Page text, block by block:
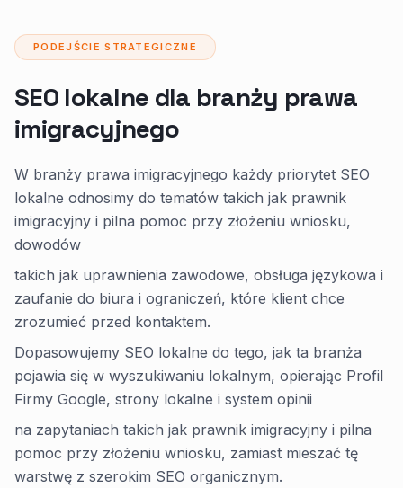
PODEJŚCIE STRATEGICZNE
SEO lokalne dla branży prawa
imigracyjnego
W branży prawa imigracyjnego każdy priorytet SEO
lokalne odnosimy do tematów takich jak prawnik
imigracyjny i pilna pomoc przy złożeniu wniosku,
dowodów
takich jak uprawnienia zawodowe, obsługa językowa i
zaufanie do biura i ograniczeń, które klient chce
zrozumieć przed kontaktem.
Dopasowujemy SEO lokalne do tego, jak ta branża
pojawia się w wyszukiwaniu lokalnym, opierając Profil
Firmy Google, strony lokalne i system opinii
na zapytaniach takich jak prawnik imigracyjny i pilna
pomoc przy złożeniu wniosku, zamiast mieszać tę
warstwę z szerokim SEO organicznym.